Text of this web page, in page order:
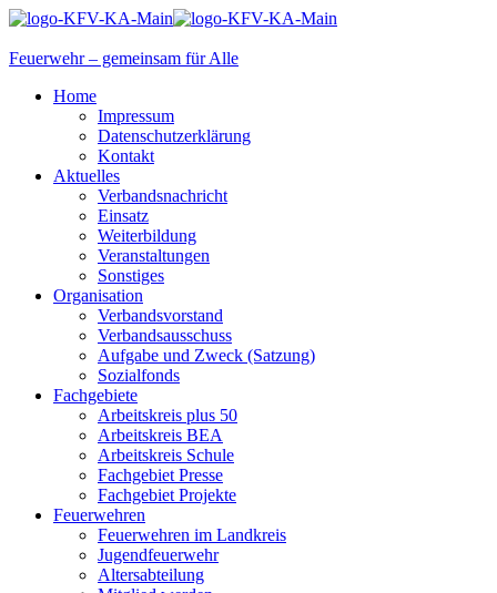
Feuerwehr – gemeinsam für Alle
Home
Impressum
Datenschutzerklärung
Kontakt
Aktuelles
Verbandsnachricht
Einsatz
Weiterbildung
Veranstaltungen
Sonstiges
Organisation
Verbandsvorstand
Verbandsausschuss
Aufgabe und Zweck (Satzung)
Sozialfonds
Fachgebiete
Arbeitskreis plus 50
Arbeitskreis BEA
Arbeitskreis Schule
Fachgebiet Presse
Fachgebiet Projekte
Feuerwehren
Feuerwehren im Landkreis
Jugendfeuerwehr
Altersabteilung